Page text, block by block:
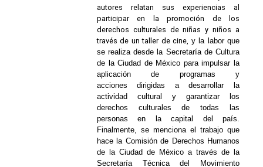
autores relatan sus experiencias al
participar en la promoción de los
derechos culturales de niñas y niños a
través de un taller de cine, yla labor que
se realiza desde la Secretaría de Cultura
de la Ciudad de México para impulsar la
aplicación de programas y
accionesdirigidas adesarrollar la
actividad cultural y garantizar los
derechos culturales de todas las
personas en la capital del país
Finalmente, se menciona el trabajo que
hace la Comisión de Derechos Humanos
de la Ciudad de México a través de la
Secretaría Técnica del Movimiento